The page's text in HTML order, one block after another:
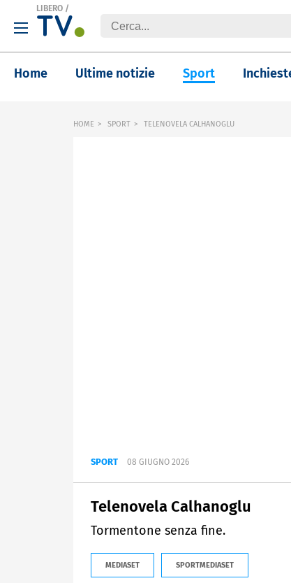
LIBERO /
Home Ultime notizie Sport
HOME SPORT TELENOVELA CALHANOGLU
SPORT 08 GIUGNO 2026
Telenovela Calhanoglu
Tormentone senza fine.
MEDIASET SPORTMEDIASET